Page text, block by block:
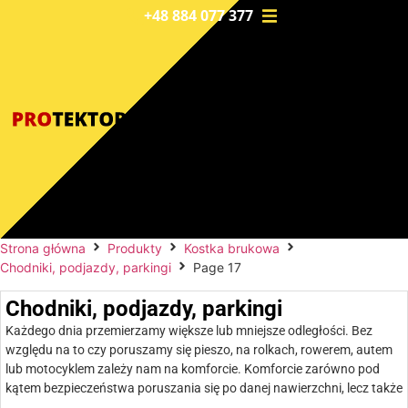
+48 884 077 377
Strona główna Produkty
Kostka brukowa
Chodniki, podjazdy, parkingi
Page 17
Chodniki, podjazdy, parkingi
Każdego dnia przemierzamy większe lub mniejsze odległości. Bez
względu na to czy poruszamy się pieszo, na rolkach, rowerem, autem
lub motocyklem zależy nam na komforcie. Komforcie zarówno pod
kątem bezpieczeństwa poruszania się po danej nawierzchni, lecz także